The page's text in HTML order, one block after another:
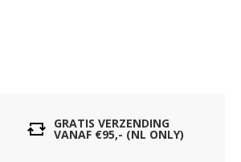
GRATIS VERZENDING
VANAF €95,- (NL ONLY)